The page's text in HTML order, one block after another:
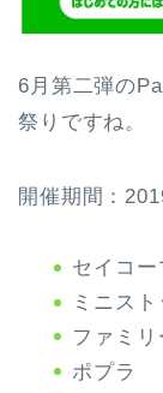
6月第二弾の
祭りですね。
開催期間：
セイコー
ミニス
ファミリ
ポプラ